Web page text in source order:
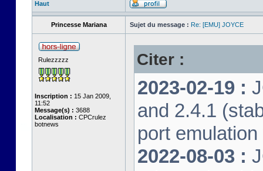
Haut
Princesse Mariana Sujet du message : Re: [EMU] JOYCE
Rulezzzzz
Inscription : 15 Jan 2009,
11:52
Message(s) : 3688
Localisation : CPCrulez
botnews
Citer :
2023-02-19 :
and 2.4.1
port
2022-08-03 :